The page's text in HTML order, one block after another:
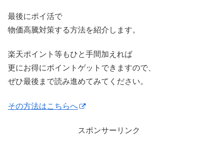
最後にポイ活で
物価高騰対策する方法を紹介します。
楽天ポイント等もひと手間加えれば
更にお得にポイントゲットできますので、
ぜひ最後まで読み進めてみてください。
その方法はこちらへ
スポンサーリンク